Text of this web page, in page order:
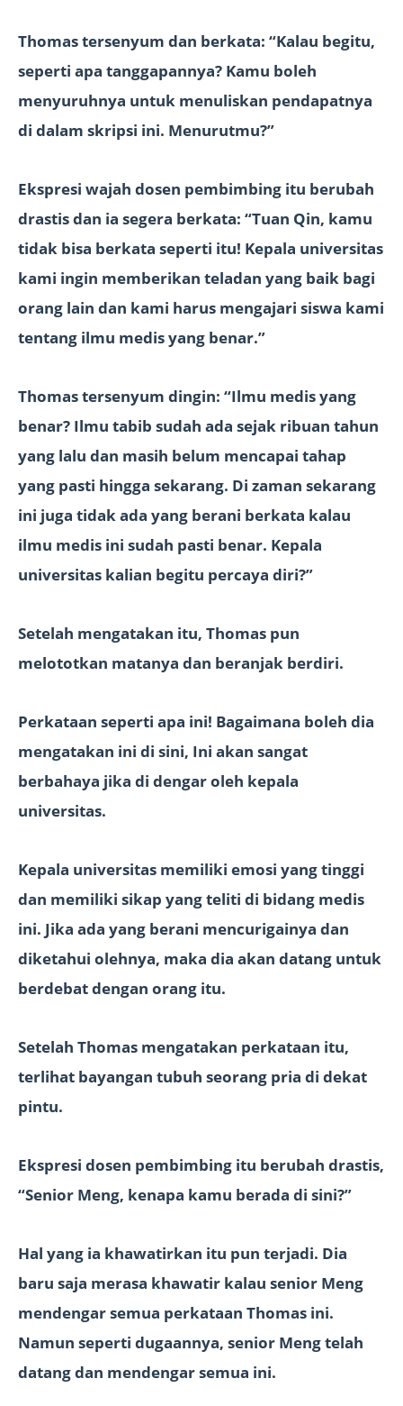
Thomas tersenyum dan berkata: “Kalau begitu,
seperti apa tanggapannya? Kamu boleh
menyuruhnya untuk menuliskan pendapatnya
di dalam skripsi ini. Menurutmu?”
Ekspresi wajah dosen pembimbing itu berubah
drastis dan ia segera berkata: “Tuan Qin, kamu
tidak bisa berkata seperti itu! Kepala universitas
kami ingin memberikan teladan yang baik bagi
orang lain dan kami harus mengajari siswa kami
tentang ilmu medis yang benar.”
Thomas tersenyum dingin: “Ilmu medis yang
benar? Ilmu tabib sudah ada sejak ribuan tahun
yang lalu dan masih belum mencapai tahap
yang pasti hingga sekarang. Di zaman sekarang
ini juga tidak ada yang berani berkata kalau
ilmu medis ini sudah pasti benar. Kepala
universitas kalian begitu percaya diri?”
Setelah mengatakan itu, Thomas pun
melototkan matanya dan beranjak berdiri.
Perkataan seperti apa ini! Bagaimana boleh dia
mengatakan ini di sini, Ini akan sangat
berbahaya jika di dengar oleh kepala
universitas.
Kepala universitas memiliki emosi yang tinggi
dan memiliki sikap yang teliti di bidang medis
ini. Jika ada yang berani mencurigainya dan
diketahui olehnya, maka dia akan datang untuk
berdebat dengan orang itu.
Setelah Thomas mengatakan perkataan itu,
terlihat bayangan tubuh seorang pria di dekat
pintu.
Ekspresi dosen pembimbing itu berubah drastis,
“Senior Meng, kenapa kamu berada di sini?”
Hal yang ia khawatirkan itu pun terjadi. Dia
baru saja merasa khawatir kalau senior Meng
mendengar semua perkataan Thomas ini.
Namun seperti dugaannya, senior Meng telah
datang dan mendengar semua ini.